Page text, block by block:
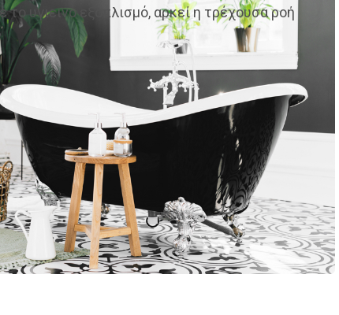
το υγιεινό εξοπλισμό, αρκεί η τρέχουσα ροή